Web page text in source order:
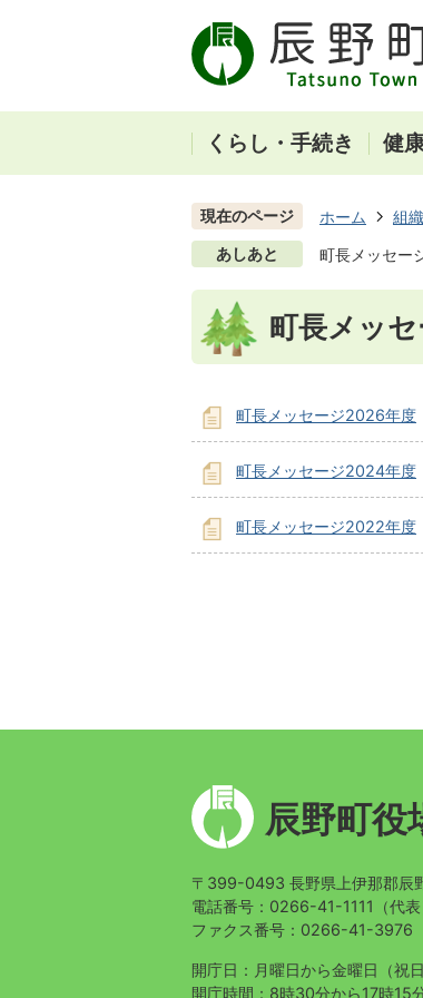
くらし・手続き 健
現在のページ ホーム 組
あしあと 町長メッセー
町長メッ
町長メッセージ2026年度
町長メッセージ2024年度
町長メッセージ2022年度
辰
野
町
辰野町役
〒399-0493 長野県上伊那郡辰
電話番号：0266-41-1111（代表
ファクス番号：0266-41-3976
開庁日：月曜日から金曜日
（祝
開庁時間：8時30分から17時15